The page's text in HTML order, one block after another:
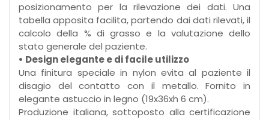
posizionamento per la rilevazione dei dati. Una
tabella apposita facilita, partendo dai dati rilevati, il
calcolo della % di grasso e la valutazione dello
stato generale del paziente.
• Design elegante e di facile utilizzo
Una finitura speciale in nylon evita al paziente il
disagio del contatto con il metallo. Fornito in
elegante astuccio in legno (19x36xh 6 cm).
Produzione italiana, sottoposto alla certificazione